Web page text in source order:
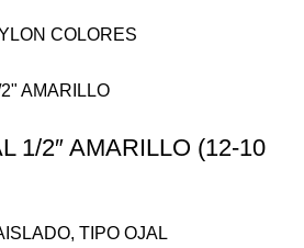
COLORES
1/2″ AMARILLO (12-10
, TIPO OJAL